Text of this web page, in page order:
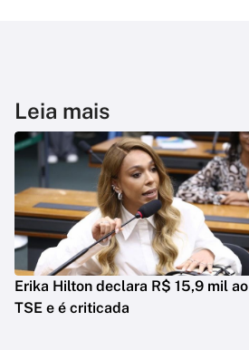
Leia mais
Erika Hilton declara R$ 15,9 mil ao
TSE e é criticada